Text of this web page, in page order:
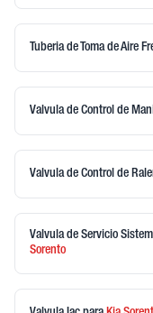
Tuberia de Toma de Aire
Valvula de Control de
Valvula de Control de
Valvula de Servicio
Sorento